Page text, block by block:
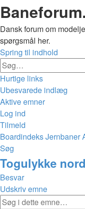
Dansk forum om
spørgsmål her.
Spring til indhold
Hurtige links
Ubesvarede indlæg
Aktive emner
Log ind
Tilmeld
BoardindeksJernbaner
Søg
Togulykke
Besvar
Udskriv emne